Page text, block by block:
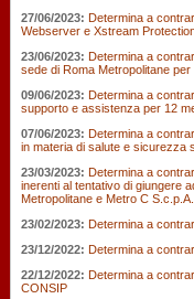
27/06/2023: Determina a
Webserver e Xstream
23/06/2023: Determina a
sede di Roma Metropolitane
09/06/2023: Determina a
supporto e assistenza per 12
07/06/2023: Determina a
in materia di salute e sicurezza
23/03/2023: Determina a
inerenti al tentativo di giungere
Metropolitane e Metro C
23/02/2023: Determina a
23/12/2022: Determina a
22/12/2022: Determina a
CONSIP